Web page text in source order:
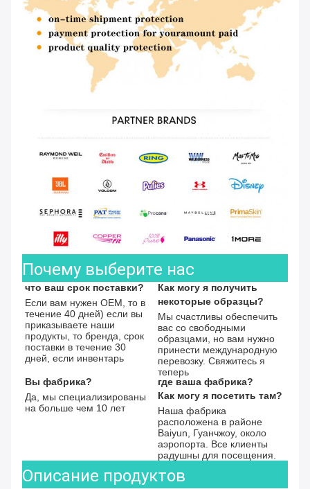
Почему выберите нас
что ваш срок поставки?
Если вам нужен OEM, то в
течение 40 дней) если вы
приказываете наши
продукты, то бренда, срок
поставки в течение 30
дней, если инвентарь
Как могу я получить
некоторые образцы?
Мы счастливы обеспечить
вас со свободными
образцами, но вам нужно
принести международную
перевозку. Свяжитесь я
теперь
Вы фабрика?
Да, мы специализированы
на больше чем 10 лет
где ваша фабрика?
Как могу я посетить там?
Наша фабрика
расположена в районе
Baiyun, Гуанчжоу, около
аэропорта. Все клиенты
радушны для посещения.
Описание продуктов